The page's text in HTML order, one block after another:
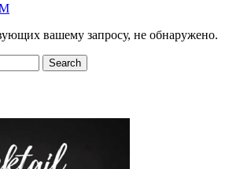
вашему запросу, не обнаружено.
Search